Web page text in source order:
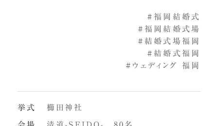
#福岡結婚式
#福岡結婚式場
#結婚式場福岡
#結婚式福岡
#ウェディング 福岡
挙式 櫛田神社
会場 清道-SEIDO- 80名